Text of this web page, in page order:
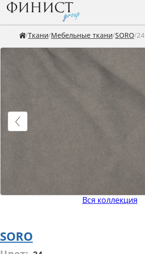
Ткани Мебельные ткани SORO 24
Вся коллекция
SORO